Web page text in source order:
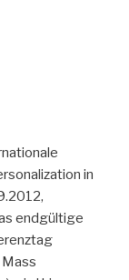
in
endgültige